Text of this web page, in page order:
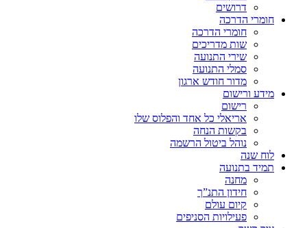
דרושים
חומרי הדרכה
חומרי הדרכה
שות מדריכים
שירי התנועה
סמלי התנועה
מדור חודש ארגון
מידע ורישום
רישום
אריאלי כל אחד והפלוס שלו
בקשות הנחה
נוהל ביטול הרשמה
לוח שנה
תמיד בתנועה
מחנה
חידון התנ”ך
קיום עולם
פעילויות הסניפים